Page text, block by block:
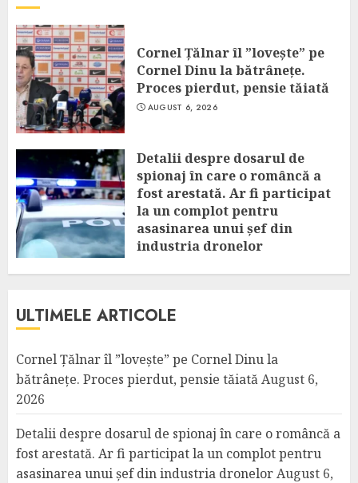
Cornel Țălnar îl ”lovește” pe
Cornel Dinu la bătrânețe.
Proces pierdut, pensie tăiată
AUGUST 6, 2026
Detalii despre dosarul de
spionaj în care o româncă a
fost arestată. Ar fi participat
la un complot pentru
asasinarea unui șef din
industria dronelor
ULTIMELE ARTICOLE
Cornel Țălnar îl ”lovește” pe Cornel Dinu la
bătrânețe. Proces pierdut, pensie tăiatăAugust 6,
2026
Detalii despre dosarul de spionaj în care o româncă a
fost arestată. Ar fi participat la un complot pentru
asasinarea unui șef din industria dronelorAugust 6,